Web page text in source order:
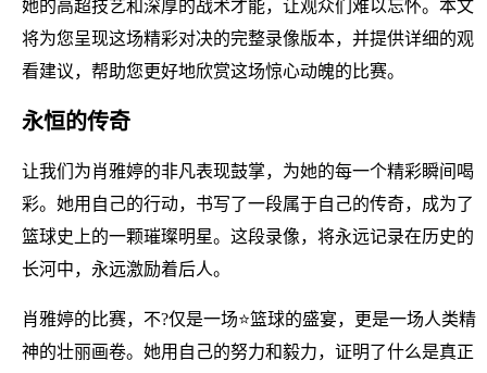
她的高超技艺和深厚的战术才能，让观众们难以忘怀。本文
将为您呈现这场精彩对决的完整录像版本，并提供详细的观
看建议，帮助您更好地欣赏这场惊心动魄的比赛。
永恒的传奇
让我们为肖雅婷的非凡表现鼓掌，为她的每一个精彩瞬间喝
彩。她用自己的行动，书写了一段属于自己的传奇，成为了
篮球史上的一颗璀璨明星。这段录像，将永远记录在历史的
长河中，永远激励着后人。
肖雅婷的比赛，不?仅是一场⭐篮球的盛宴，更是一场人类精
神的壮丽画卷。她用自己的努力和毅力，证明了什么是真正